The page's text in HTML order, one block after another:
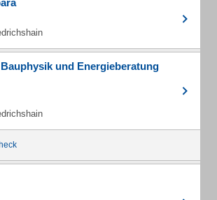
und Energieberatung